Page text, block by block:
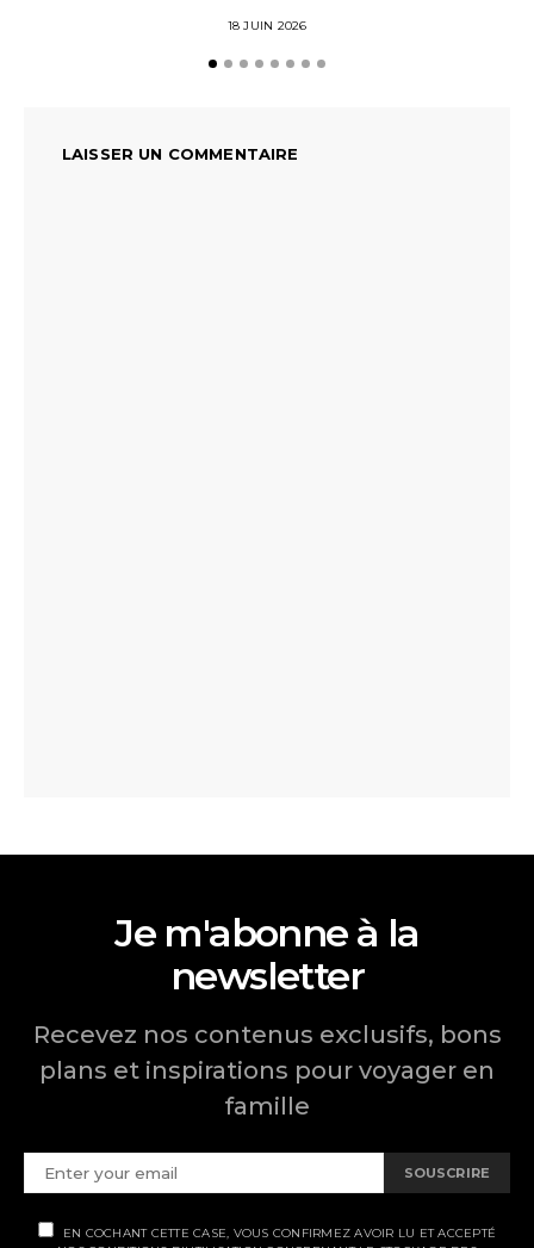
18 JUIN 2026
LAISSER UN COMMENTAIRE
Je m'abonne à la
newsletter
Recevez nos contenus exclusifs, bons
plans et inspirations pour voyager en
famille
SOUSCRIRE
EN COCHANT CETTE CASE, VOUS CONFIRMEZ AVOIR LU ET ACCEPTÉ